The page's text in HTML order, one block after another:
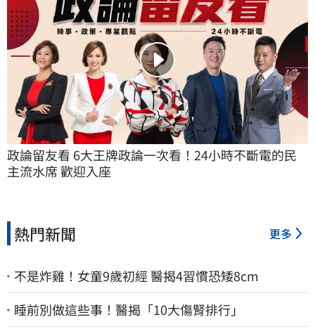
政論留友看 6大王牌政論一次看！24小時不斷電的民
主流水席 歡迎入座
熱門新聞 更多
不是炸雞！女童9歲初經 醫揭4習慣恐矮8cm
睡前別做這些事！醫揭「10大傷腎排行」